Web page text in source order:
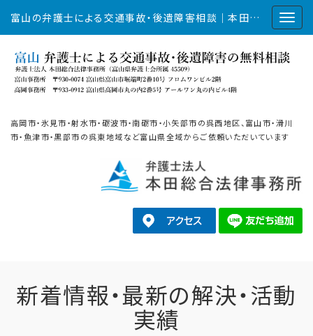
富山の弁護士による交通事故・後遺障害相談｜本田総合法律事務所
高岡市・氷見市・射水市・砺波市・南砺市・小矢部市の呉西地区、富山市・滑川
市・魚津市・黒部市の呉東地域など富山県全域からご依頼いただいています
新着情報・最新の解決・活動
実績